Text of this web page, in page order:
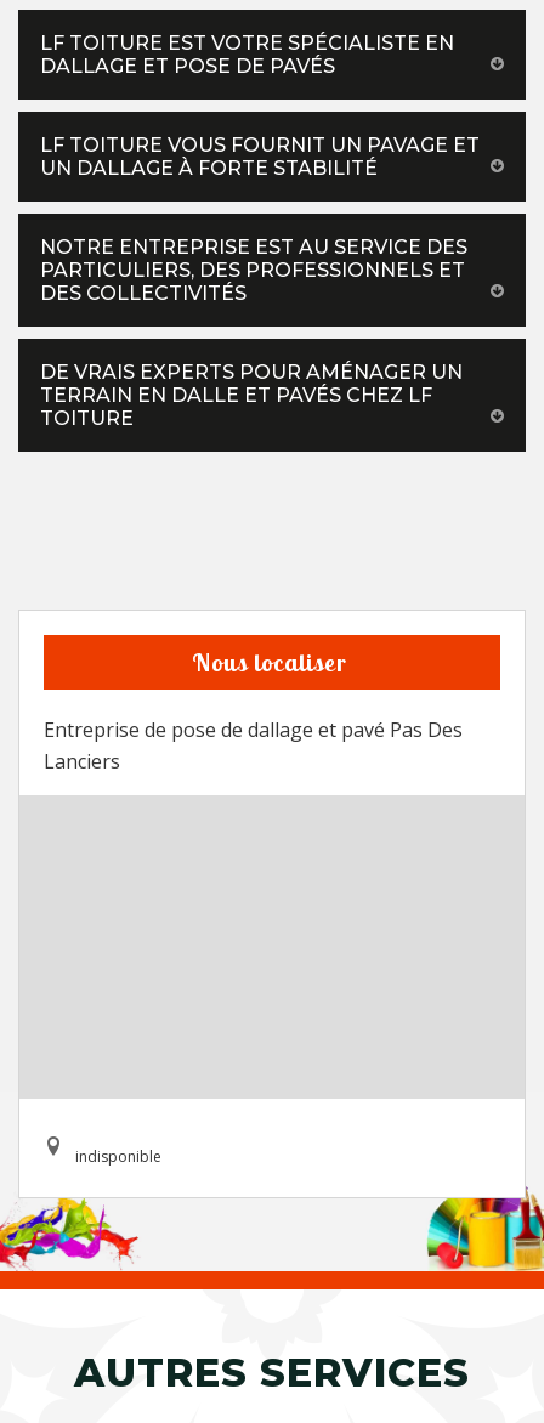
LF TOITURE EST VOTRE SPÉCIALISTE EN
DALLAGE ET POSE DE PAVÉS
LF TOITURE VOUS FOURNIT UN PAVAGE ET
UN DALLAGE À FORTE STABILITÉ
NOTRE ENTREPRISE EST AU SERVICE DES
PARTICULIERS, DES PROFESSIONNELS ET
DES COLLECTIVITÉS
DE VRAIS EXPERTS POUR AMÉNAGER UN
TERRAIN EN DALLE ET PAVÉS CHEZ LF
TOITURE
Nous localiser
Entreprise de pose de dallage et pavé Pas Des
Lanciers
indisponible
AUTRES SERVICES